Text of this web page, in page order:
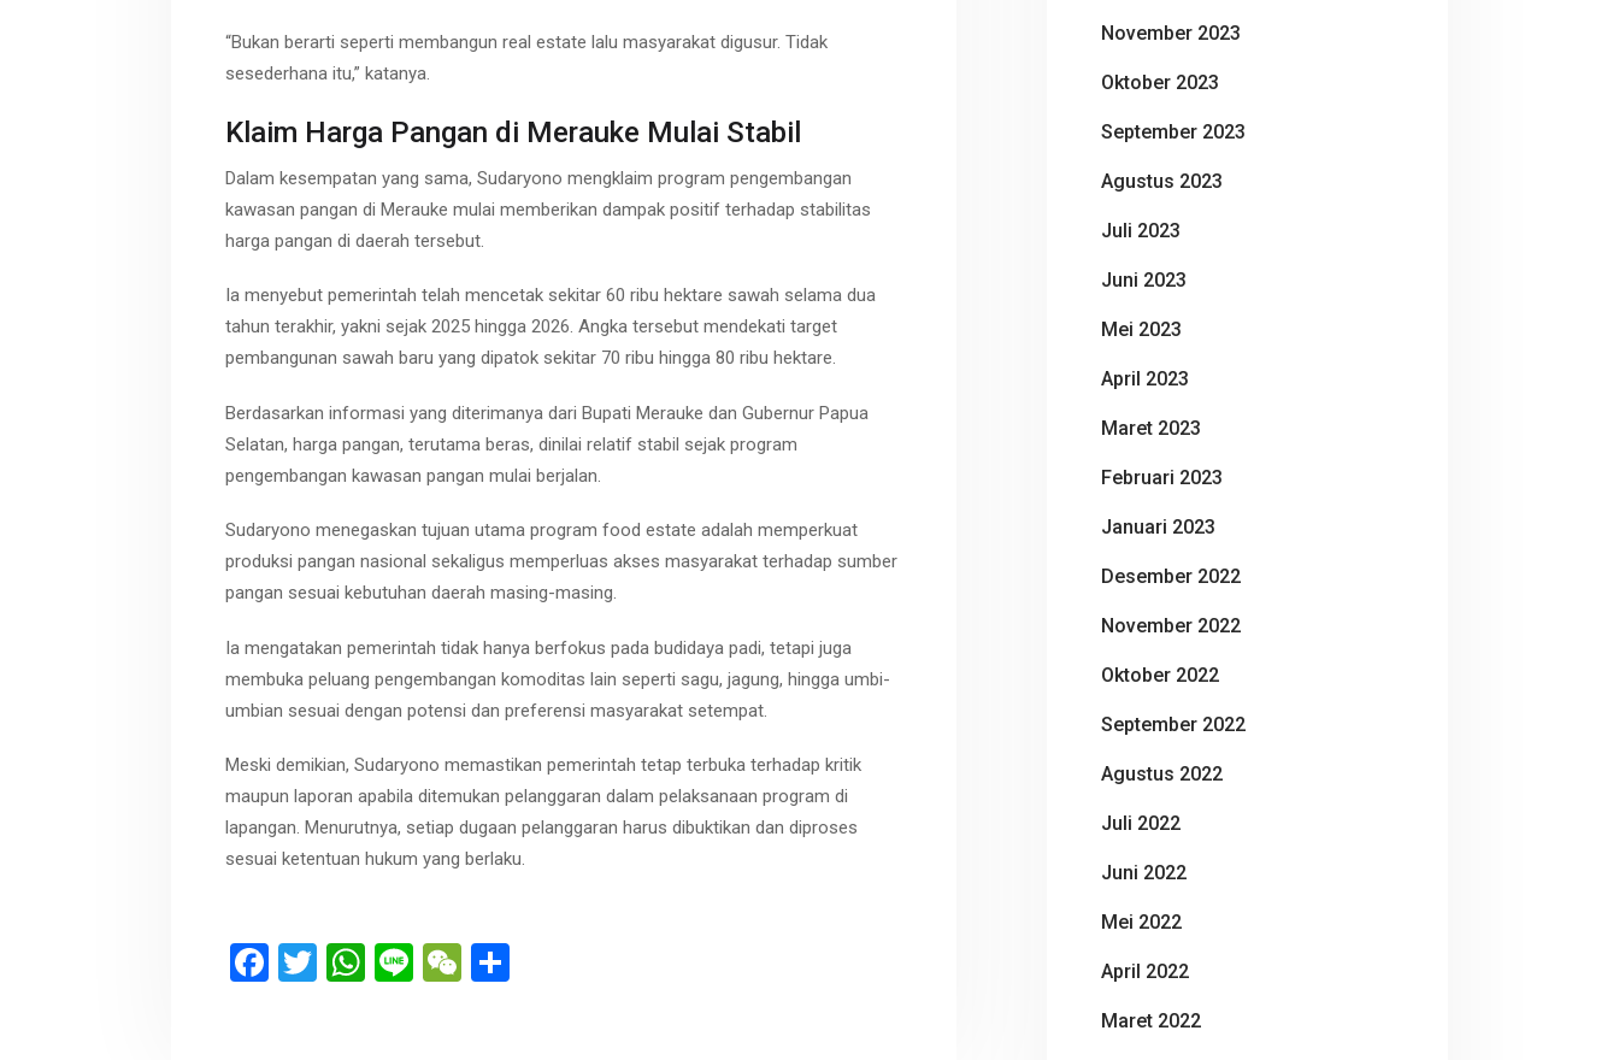
“Bukan berarti seperti membangun real estate lalu masyarakat digusur. Tidak
sesederhana itu,” katanya.
Klaim Harga Pangan di Merauke Mulai Stabil
Dalam kesempatan yang sama, Sudaryono mengklaim program pengembangan
kawasan pangan di Merauke mulai memberikan dampak positif terhadap stabilitas
harga pangan di daerah tersebut.
Ia menyebut pemerintah telah mencetak sekitar 60 ribu hektare sawah selama dua
tahun terakhir, yakni sejak 2025 hingga 2026. Angka tersebut mendekati target
pembangunan sawah baru yang dipatok sekitar 70 ribu hingga 80 ribu hektare.
Berdasarkan informasi yang diterimanya dari Bupati Merauke dan Gubernur Papua
Selatan, harga pangan, terutama beras, dinilai relatif stabil sejak program
pengembangan kawasan pangan mulai berjalan.
Sudaryono menegaskan tujuan utama program food estate adalah memperkuat
produksi pangan nasional sekaligus memperluas akses masyarakat terhadap sumber
pangan sesuai kebutuhan daerah masing-masing.
Ia mengatakan pemerintah tidak hanya berfokus pada budidaya padi, tetapi juga
membuka peluang pengembangan komoditas lain seperti sagu, jagung, hingga umbi-
umbian sesuai dengan potensi dan preferensi masyarakat setempat.
Meski demikian, Sudaryono memastikan pemerintah tetap terbuka terhadap kritik
maupun laporan apabila ditemukan pelanggaran dalam pelaksanaan program di
lapangan. Menurutnya, setiap dugaan pelanggaran harus dibuktikan dan diproses
sesuai ketentuan hukum yang berlaku.
F
T
W Li
W
November 2023
Oktober 2023
September 2023
Agustus 2023
Juli 2023
Juni 2023
Mei 2023
April 2023
Maret 2023
Februari 2023
Januari 2023
Desember 2022
November 2022
Oktober 2022
September 2022
Agustus 2022
Juli 2022
Juni 2022
Mei 2022
April 2022
Maret 2022